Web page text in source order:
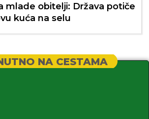
mlade obitelji: Država potiče
kuća na selu
NA CESTAMA